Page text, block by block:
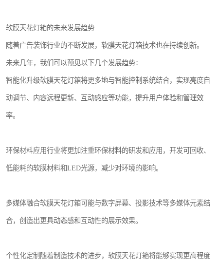
软膜天花灯箱的未来发展趋势
随着广告装饰行业的不断发展，软膜天花灯箱技术也在持续创新。
未来几年，我们可以预见以下几个发展趋势：
智能化升级软膜天花灯箱将更多地与智能控制系统结合，实现亮度自
动调节、内容远程更新、互动感应等功能，提升用户体验和管理效
率。
环保材料应用行业将更加注重环保材料的研发和应用，开发可回收、
低能耗的软膜材料和LED光源，减少对环境的影响。
多媒体融合软膜天花灯箱可能与数字屏幕、投影技术等多媒体元素结
合，创造出更具动态感和互动性的展示效果。
个性化定制随着制造技术的进步，软膜天花灯箱将能够实现更高程度